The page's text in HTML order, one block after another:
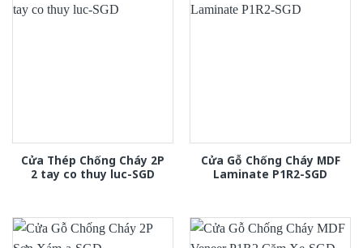
Cửa Thép Chống Cháy 2P
2 tay co thuy luc-SGD
Cửa Gỗ Chống Cháy MDF
Laminate P1R2-SGD